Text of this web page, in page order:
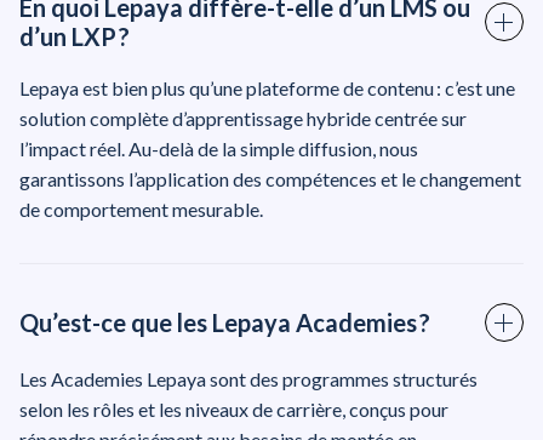
En quoi Lepaya diffère-t-elle d’un LMS ou
d’un LXP ?
Lepaya est bien plus qu’une plateforme de contenu : c’est une
solution complète d’apprentissage hybride centrée sur
l’impact réel. Au-delà de la simple diffusion, nous
garantissons l’application des compétences et le changement
de comportement mesurable.
Qu’est-ce que les Lepaya Academies ?
Les Academies Lepaya sont des programmes structurés
selon les rôles et les niveaux de carrière, conçus pour